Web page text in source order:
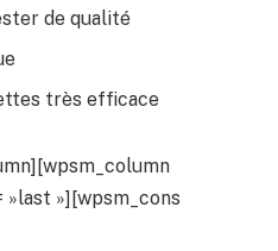
de qualité
très efficace
»last »][wpsm_cons